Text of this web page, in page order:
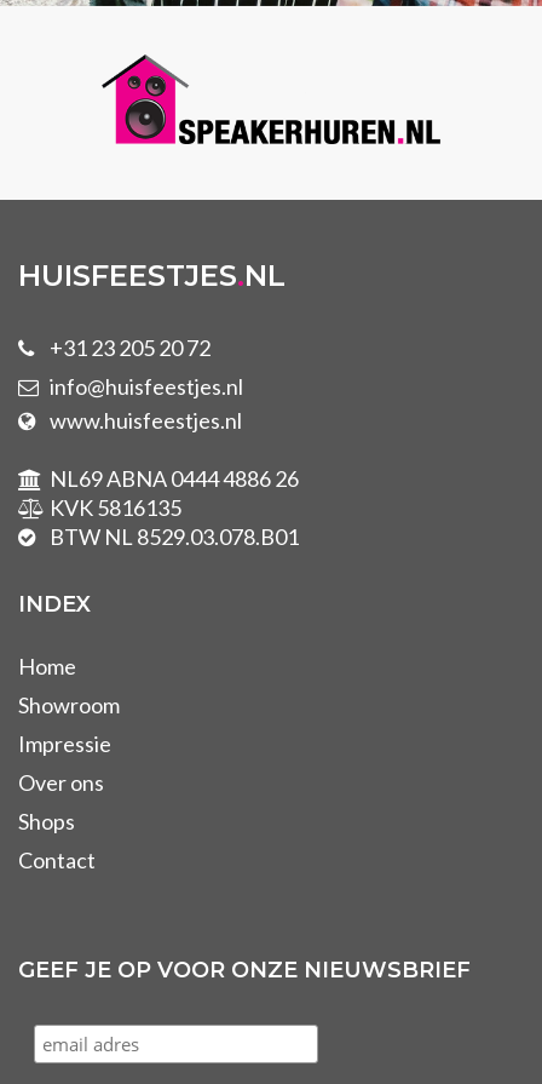
HUISFEESTJES.NL
+31 23 205 20 72
info@huisfeestjes.nl
www.huisfeestjes.nl
NL69 ABNA 0444 4886 26
KVK 5816135
BTW NL 8529.03.078.B01
INDEX
Home
Showroom
Impressie
Over ons
Shops
Contact
GEEF JE OP VOOR ONZE NIEUWSBRIEF